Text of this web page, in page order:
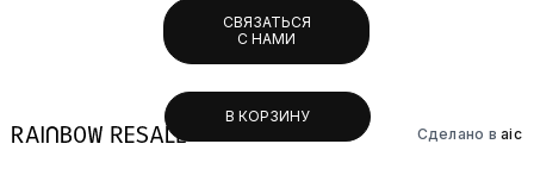
В КОРЗИНУ
СВЯЗАТЬСЯ
С НАМИ
Сделано вaic